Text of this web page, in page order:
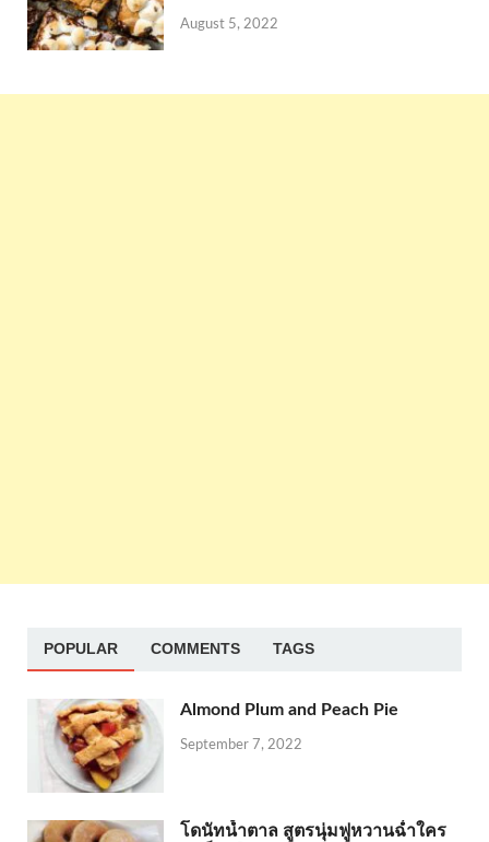
August 5, 2022
POPULAR COMMENTS TAGS
Almond Plum and Peach Pie
September 7, 2022
โดนัทน้ำตาล สูตรนุ่มฟูหวานฉ่ำใคร